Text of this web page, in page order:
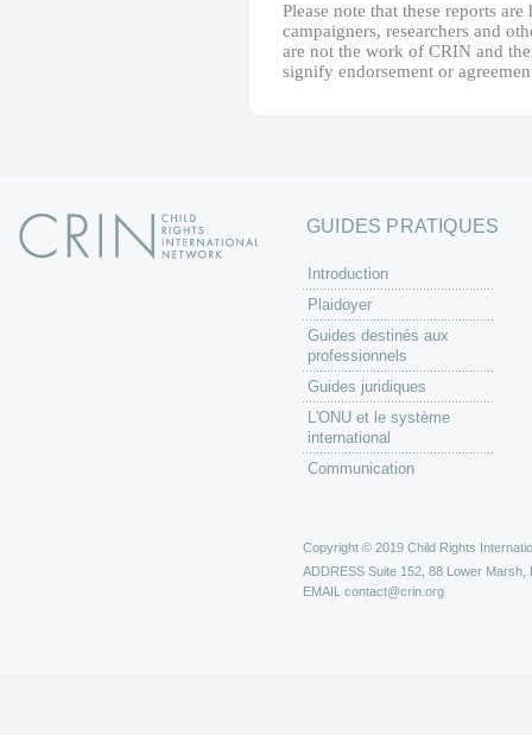
Please note that these reports
campaigners, researchers and
are not the work of CRIN and
signify endorsement or
GUIDES PRATIQUES
Introduction
Plaidoyer
Guides destinés aux
professionnels
Guides juridiques
L'ONU et le système
international
Communication
Copyright © 2019 Child Rights
ADDRESS Suite 152, 88 Lower Marsh,
EMAIL contact@crin.org